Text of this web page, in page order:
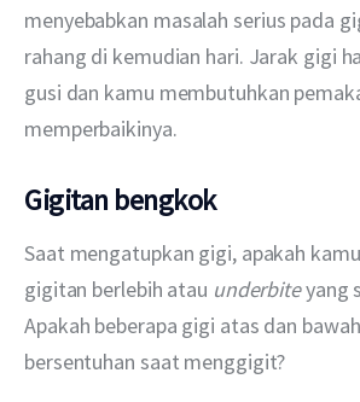
menyebabkan masalah serius pada
rahang di kemudian hari. Jarak gigi
gusi dan kamu membutuhkan
memperbaikinya.
Gigitan bengkok
Saat mengatupkan gigi, apakah
gigitan berlebih atau underbite yang
Apakah beberapa gigi atas dan
bersentuhan saat menggigit?